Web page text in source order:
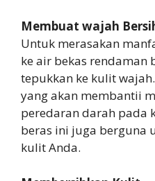
Membuat wajah
Untuk merasakan
ke air bekas rendaman
tepukkan ke kulit
yang akan membantii
peredaran darah pada
beras ini juga berguna
kulit Anda.